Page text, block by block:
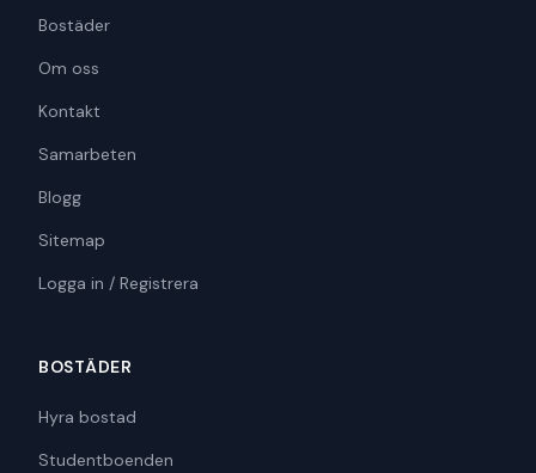
Bostäder
Om oss
Kontakt
Samarbeten
Blogg
Sitemap
Logga in / Registrera
BOSTÄDER
Hyra bostad
Studentboenden